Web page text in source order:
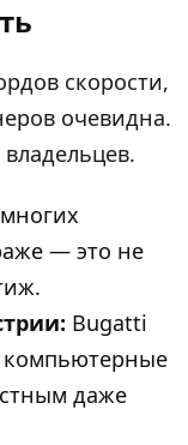
скорости,
очевидна.
— это не
Bugatti
компьютерные
даже